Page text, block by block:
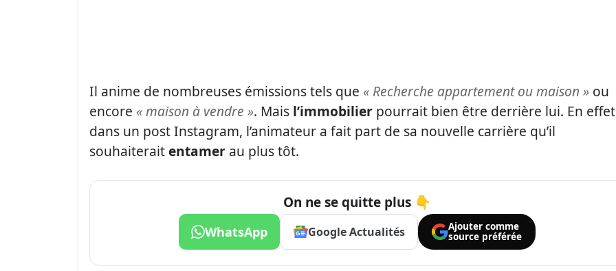
Il anime de nombreuses émissions tels que « Recherche appartement ou maison » ou
encore « maison à vendre ». Mais l’immobilier pourrait bien être derrière lui. En
dans un post Instagram, l’animateur a fait part de sa nouvelle carrière qu’il
souhaiteraitentamer au plus tôt.
On ne se quitte plus 👇
WhatsApp Google Actualités
Ajouter comme
source préférée